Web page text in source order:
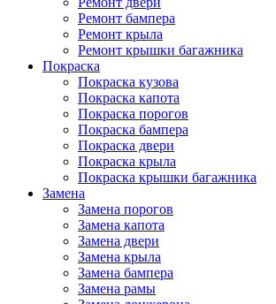
Ремонт бампера
Ремонт крыла
Ремонт крышки багажника
Покраска
Покраска кузова
Покраска капота
Покраска порогов
Покраска бампера
Покраска двери
Покраска крыла
Покраска крышки багажника
Замена
Замена порогов
Замена капота
Замена двери
Замена крыла
Замена бампера
Замена рамы